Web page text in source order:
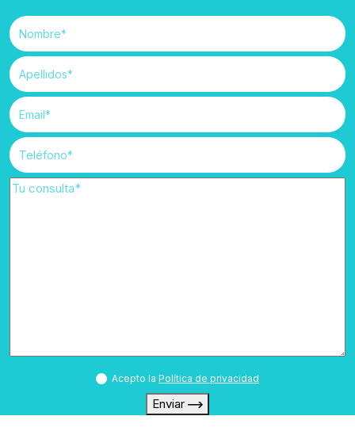
Acepto la Política de privacidad
Enviar